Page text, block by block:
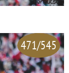
471/545